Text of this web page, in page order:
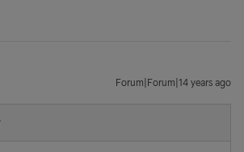
Forum|Forum|14 years ago